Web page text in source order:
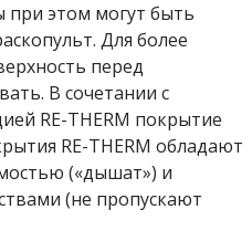
этом могут быть
Для более
перед
В сочетании с
RE-THERM покрытие
RE-THERM обладают
(«дышат») и
(не пропускают